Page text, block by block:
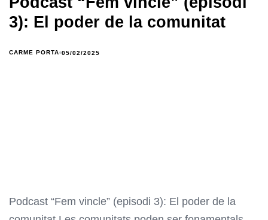
3): El poder de la comunitat
CARME PORTA 05/02/2025
Podcast “Fem vincle” (episodi 3): El poder de la